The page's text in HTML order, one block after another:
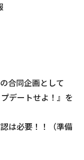
合同企画として
デートせよ！』を
は必要！！（準備